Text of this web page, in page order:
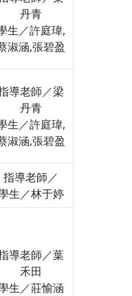
丹青
生／許庭瑋,
淑涵,張碧盈
導老師／梁
丹青
生／許庭瑋,
淑涵,張碧盈
指導老師／
生／林于婷
導老師／葉
禾田
生／莊愉涵